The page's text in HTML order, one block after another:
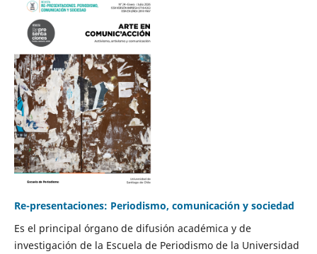
Re-presentaciones: Periodismo, comunicación y sociedad
Es el principal órgano de difusión académica y de
investigación de la Escuela de Periodismo de la Universidad